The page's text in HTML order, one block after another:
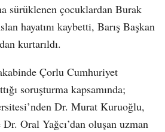
sürüklenen çocuklardan Burak
hayatını kaybetti, Barış Başkan
kurtarıldı.
Çorlu Cumhuriyet
soruşturma kapsamında;
Dr. Murat Kuruoğlu,
Oral Yağcı’dan oluşan uzman